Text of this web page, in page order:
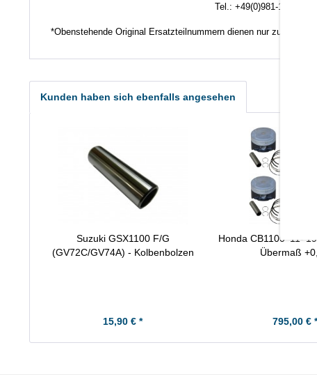
Tel.: +49(0)981-17554
*Obenstehende Original Ersatzteilnummern dienen nur zu
Kunden haben sich ebenfalls angesehen
Suzuki GSX1100 F/G
(GV72C/GV74A) - Kolbenbolzen
15,90 € *
Honda CB1100 '11-
Übermaß
795,00 € *